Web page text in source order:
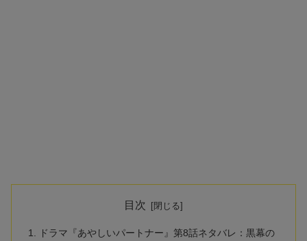
目次
ドラマ『あやしいパートナー』第8話ネタバレ：黒幕の